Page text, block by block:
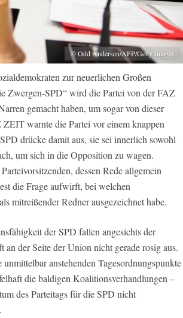
© Odd Andersen/AFP/Getty Images
zur neuerlichen Großen
Zwergen-SPD“ wird die Partei von der FAZ
gemacht haben, um sogar von dieser
warnte die Partei vor einem knappen
drücke damit aus, sie sei innerlich sowohl
um sich in die Opposition zu wagen.
dessen Rede allgemein
die Frage aufwirft, bei welchen
mitreißender Redner ausgezeichnet habe.
der SPD fallen angesichts der
der Seite der Union nicht gerade rosig aus.
anstehenden Tagesordnungspunkte
die baldigen Koalitionsverhandlungen –
des Parteitags für die SPD nicht